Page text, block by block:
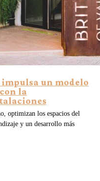
un modelo
la
optimizan los espacios del
y un desarrollo más